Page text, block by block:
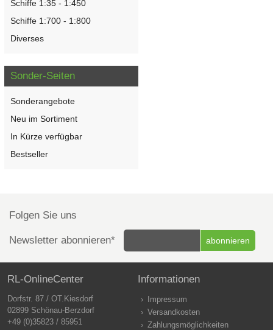
Schiffe 1:35 - 1:450
Schiffe 1:700 - 1:800
Diverses
Sonder-Seiten
Sonderangebote
Neu im Sortiment
In Kürze verfügbar
Bestseller
Folgen Sie uns
Newsletter abonnieren*
RL-OnlineCenter
Dorfstr. 87 / OT.Kiesdorf
02899 Schönau-Berzdorf
+49 (0)35823 / 85951
Informationen
Impressum
Versandkosten
Zahlungsmöglichkeiten